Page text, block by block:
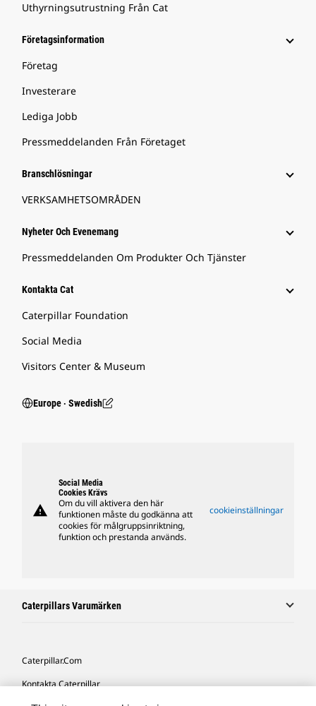
Uthyrningsutrustning Från Cat
Företagsinformation
Företag
Investerare
Lediga Jobb
Pressmeddelanden Från Företaget
Branschlösningar
VERKSAMHETSOMRÅDEN
Nyheter Och Evenemang
Pressmeddelanden Om Produkter Och Tjänster
Kontakta Cat
Caterpillar Foundation
Social Media
Visitors Center & Museum
Europe ‧ Swedish
warning
Social Media
Cookies Krävs
Om du vill aktivera den här
funktionen måste du godkänna att
cookies för målgruppsinriktning,
funktion och prestanda används.
cookieinställningar
Caterpillars Varumärken
Caterpillar.com
Kontakta Caterpillar